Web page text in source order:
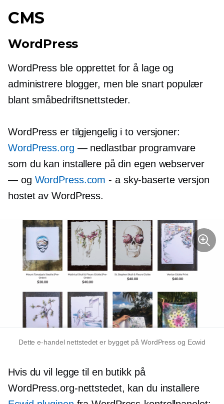
CMS
WordPress
WordPress ble opprettet for å lage og
administrere blogger, men ble snart populær
blant småbedriftsnettsteder.
WordPress er tilgjengelig i to versjoner:
WordPress.org — nedlastbar programvare
som du kan installere på din egen webserver
— og WordPress.com - a sky-baserteversjon
hostet av WordPress.
Dettee-handelnettstedet er bygget på WordPress og Ecwid
Hvis du vil legge til en butikk på
WordPress.org-nettstedet, kan du installere